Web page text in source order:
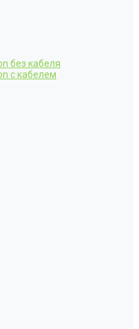
без кабеля
с кабелем